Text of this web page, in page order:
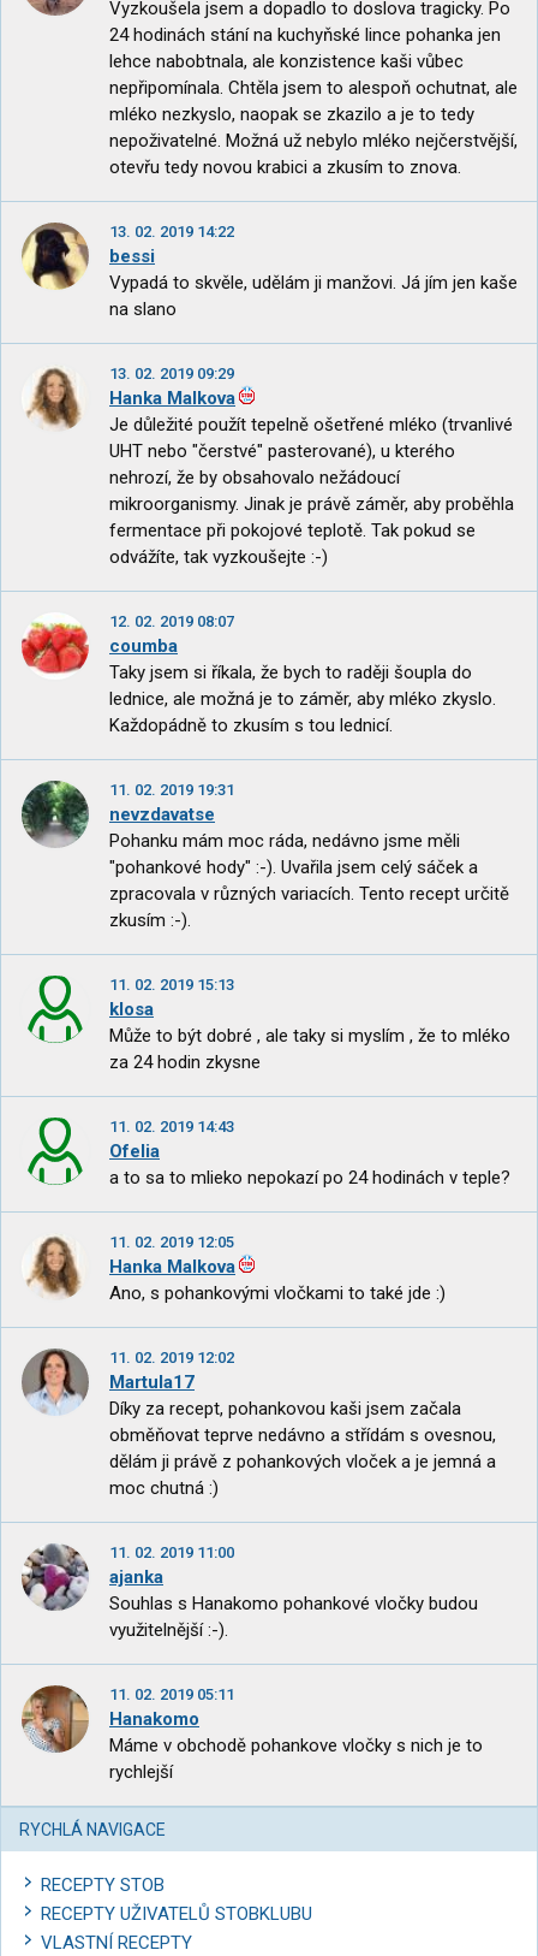
Vyzkoušela jsem a dopadlo to doslova tragicky. Po
24 hodinách stání na kuchyňské lince pohanka jen
lehce nabobtnala, ale konzistence kaši vůbec
nepřipomínala. Chtěla jsem to alespoň ochutnat, ale
mléko nezkyslo, naopak se zkazilo a je to tedy
nepoživatelné. Možná už nebylo mléko nejčerstvější,
otevřu tedy novou krabici a zkusím to znova.
13. 02. 2019 14:22
bessi
Vypadá to skvěle, udělám ji manžovi. Já jím jen kaše
na slano
13. 02. 2019 09:29
Hanka Malkova
Je důležité použít tepelně ošetřené mléko (trvanlivé
UHT nebo "čerstvé" pasterované), u kterého
nehrozí, že by obsahovalo nežádoucí
mikroorganismy. Jinak je právě záměr, aby proběhla
fermentace při pokojové teplotě. Tak pokud se
odvážíte, tak vyzkoušejte :-)
12. 02. 2019 08:07
coumba
Taky jsem si říkala, že bych to raději šoupla do
lednice, ale možná je to záměr, aby mléko zkyslo.
Každopádně to zkusím s tou lednicí.
11. 02. 2019 19:31
nevzdavatse
Pohanku mám moc ráda, nedávno jsme měli
"pohankové hody" :-). Uvařila jsem celý sáček a
zpracovala v různých variacích. Tento recept určitě
zkusím :-).
11. 02. 2019 15:13
klosa
Může to být dobré , ale taky si myslím , že to mléko
za 24 hodin zkysne
11. 02. 2019 14:43
Ofelia
a to sa to mlieko nepokazí po 24 hodinách v teple?
11. 02. 2019 12:05
Hanka Malkova
Ano, s pohankovými vločkami to také jde :)
11. 02. 2019 12:02
Martula17
Díky za recept, pohankovou kaši jsem začala
obměňovat teprve nedávno a střídám s ovesnou,
dělám ji právě z pohankových vloček a je jemná a
moc chutná :)
11. 02. 2019 11:00
ajanka
Souhlas s Hanakomo pohankové vločky budou
využitelnější :-).
11. 02. 2019 05:11
Hanakomo
Máme v obchodě pohankove vločky s nich je to
rychlejší
RYCHLÁ NAVIGACE
RECEPTY STOB
RECEPTY UŽIVATELŮ STOBKLUBU
VLASTNÍ RECEPTY